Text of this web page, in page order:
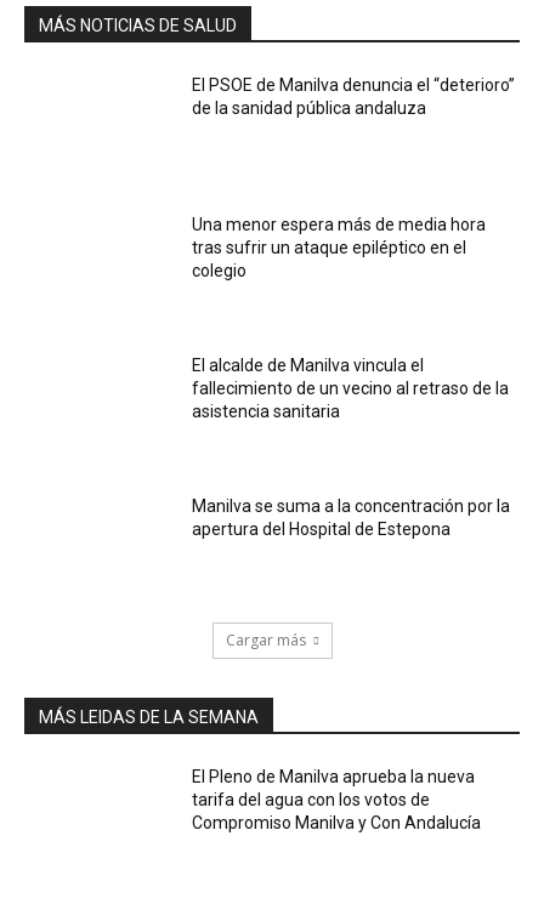
MÁS NOTICIAS DE SALUD
El PSOE de Manilva denuncia el “deterioro”
de la sanidad pública andaluza
Una menor espera más de media hora
tras sufrir un ataque epiléptico en el
colegio
El alcalde de Manilva vincula el
fallecimiento de un vecino al retraso de la
asistencia sanitaria
Manilva se suma a la concentración por la
apertura del Hospital de Estepona
Cargar más
MÁS LEIDAS DE LA SEMANA
El Pleno de Manilva aprueba la nueva
tarifa del agua con los votos de
Compromiso Manilva y Con Andalucía